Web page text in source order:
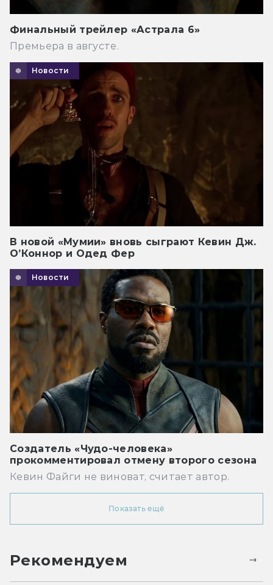
Финальный трейлер «Астрала 6»
Премьера в августе.
Новости
В новой «Мумии» вновь сыграют Кевин Дж.
О’Коннор и Одед Фер
Новости
Создатель «Чудо-человека»
прокомментировал отмену второго сезона
Кевин Файги не виноват, считает автор.
Показать ещё
Рекомендуем